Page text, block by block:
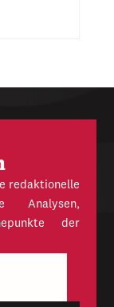
redaktionelle
Analysen,
der